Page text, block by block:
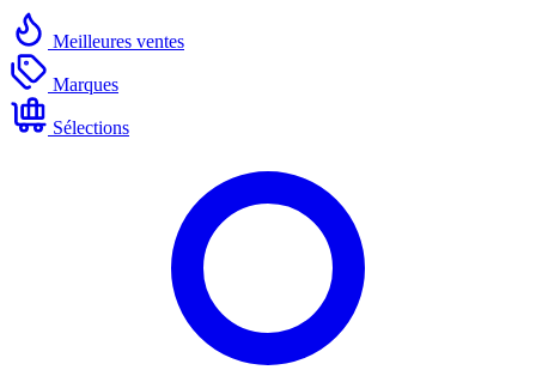
Meilleures ventes
Marques
Sélections